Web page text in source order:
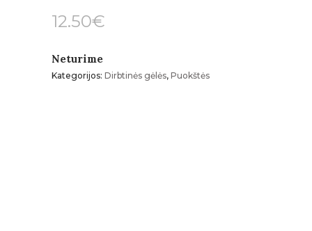
12.50€
Neturime
Kategorijos: Dirbtinės gėlės, Puokštės